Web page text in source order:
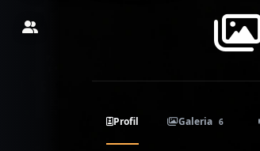
Profil Galeria 6